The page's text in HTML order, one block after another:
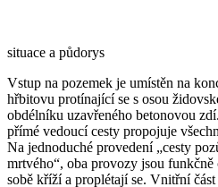
situace a půdorys
Vstup na pozemek je umístěn na
hřbitovu protínající se s osou
obdélníku uzavřeného betonovou
přímé vedoucí cesty propojuje
Na jednoduché provedení „cesty
mrtvého“, oba provozy jsou funkčně
sobě kříží a proplétají se. Vnitřní